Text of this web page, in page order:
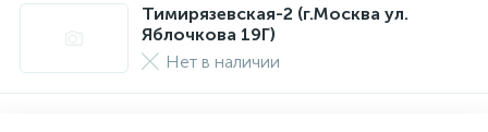
Тимирязевская-2 (г.Москва ул.
Яблочкова 19Г)
Нет в наличии